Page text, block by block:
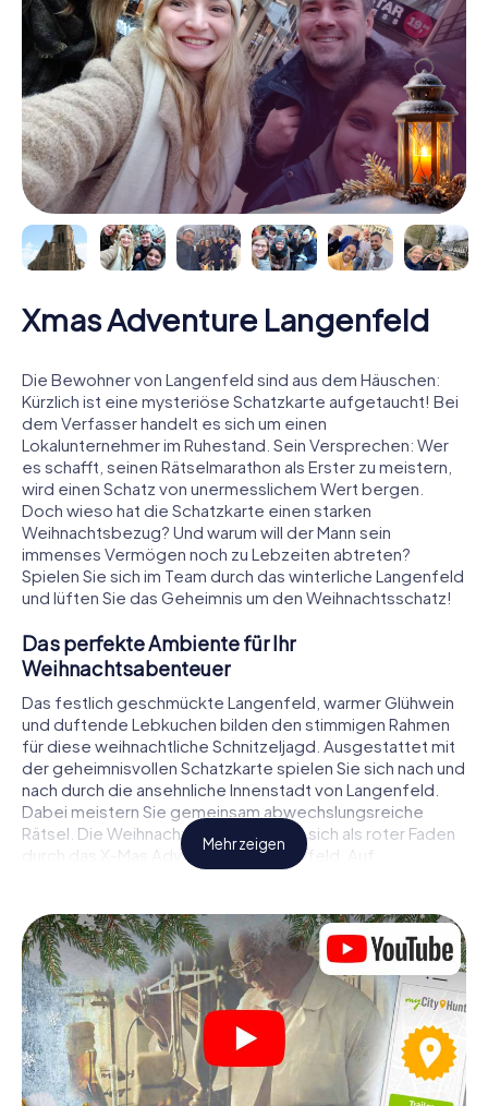
Xmas Adventure Langenfeld
Die Bewohner von Langenfeld sind aus dem Häuschen:
Kürzlich ist eine mysteriöse Schatzkarte aufgetaucht! Bei
dem Verfasser handelt es sich um einen
Lokalunternehmer im Ruhestand. Sein Versprechen: Wer
es schafft, seinen Rätselmarathon als Erster zu meistern,
wird einen Schatz von unermesslichem Wert bergen.
Doch wieso hat die Schatzkarte einen starken
Weihnachtsbezug? Und warum will der Mann sein
immenses Vermögen noch zu Lebzeiten abtreten?
Spielen Sie sich im Team durch das winterliche Langenfeld
und lüften Sie das Geheimnis um den Weihnachtsschatz!
Das perfekte Ambiente für Ihr
Weihnachtsabenteuer
Das festlich geschmückte Langenfeld, warmer Glühwein
und duftende Lebkuchen bilden den stimmigen Rahmen
für diese weihnachtliche Schnitzeljagd. Ausgestattet mit
der geheimnisvollen Schatzkarte spielen Sie sich nach und
nach durch die ansehnliche Innenstadt von Langenfeld.
Dabei meistern Sie gemeinsam abwechslungsreiche
Rätsel. Die Weihnachtsthematik zieht sich als roter Faden
durch das X-Mas Adventure in Langenfeld. Auf
spielerische Weise erfahren Sie faszinierende Anekdoten
gelingen, die Hinweise richtig zu deuten und anderen
Schatzsuchern stets einen Schritt voraus zu sein?
Der Weihnachtsmarkt von Langenfeld als
Zwischenstopp
Stellen Sie ein kompetentes Team aus Freunden oder
Familienmitgliedern zusammen und begeben Sie sich
gemeinsam auf eine weihnachtliche Rätseltour durch
Mehr zeigen